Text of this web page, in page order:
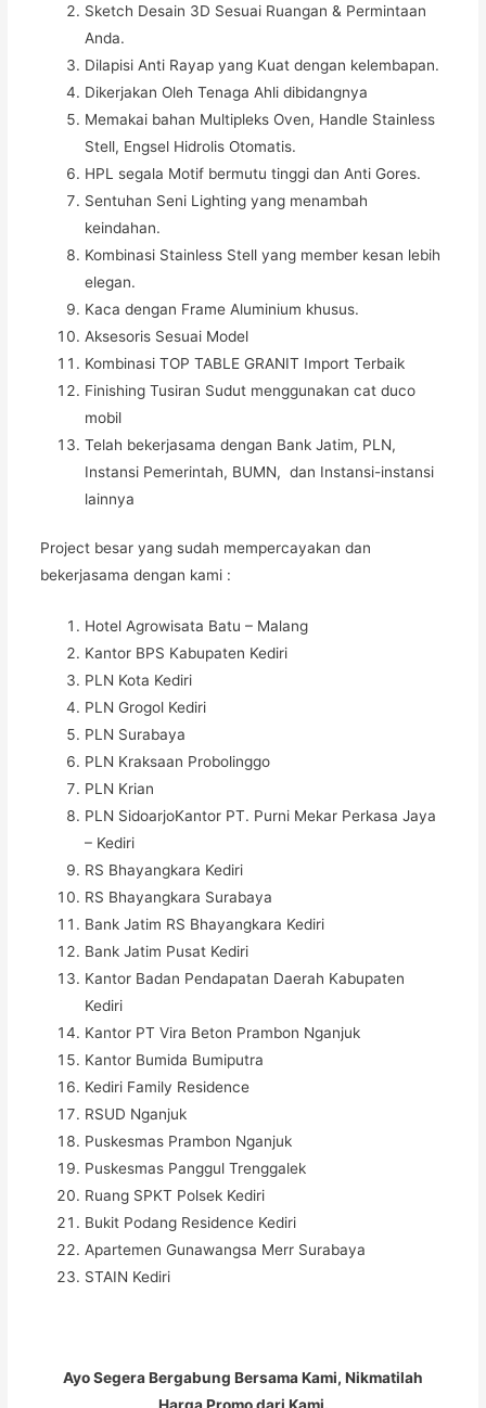
Sketch Desain 3D Sesuai Ruangan & Permintaan
Anda.
Dilapisi Anti Rayap yang Kuat dengan kelembapan.
Dikerjakan Oleh Tenaga Ahli dibidangnya
Memakai bahan Multipleks Oven, Handle Stainless
Stell, Engsel Hidrolis Otomatis.
HPL segala Motif bermutu tinggi dan Anti Gores.
Sentuhan Seni Lighting yang menambah
keindahan.
Kombinasi Stainless Stell yang member kesan lebih
elegan.
Kaca dengan Frame Aluminium khusus.
Aksesoris Sesuai Model
Kombinasi TOP TABLE GRANIT Import Terbaik
Finishing Tusiran Sudut menggunakan cat duco
mobil
Telah bekerjasama dengan Bank Jatim, PLN,
Instansi Pemerintah, BUMN, dan Instansi-instansi
lainnya
Project besar yang sudah mempercayakan dan
bekerjasama dengan kami :
Hotel Agrowisata Batu – Malang
Kantor BPS Kabupaten Kediri
PLN Kota Kediri
PLN Grogol Kediri
PLN Surabaya
PLN Kraksaan Probolinggo
PLN Krian
PLN SidoarjoKantor PT. Purni Mekar Perkasa Jaya
– Kediri
RS Bhayangkara Kediri
RS Bhayangkara Surabaya
Bank Jatim RS Bhayangkara Kediri
Bank Jatim Pusat Kediri
Kantor Badan Pendapatan Daerah Kabupaten
Kediri
Kantor PT Vira Beton Prambon Nganjuk
Kantor Bumida Bumiputra
Kediri Family Residence
RSUD Nganjuk
Puskesmas Prambon Nganjuk
Puskesmas Panggul Trenggalek
Ruang SPKT Polsek Kediri
Bukit Podang Residence Kediri
Apartemen Gunawangsa Merr Surabaya
STAIN Kediri
Ayo Segera Bergabung Bersama Kami, Nikmatilah
Harga Promo dari Kami.